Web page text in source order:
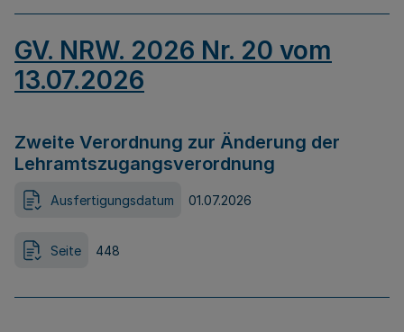
GV. NRW. 2026 Nr. 20 vom
13.07.2026
Zweite Verordnung zur Änderung der
Lehramtszugangsverordnung
Ausfertigungsdatum 01.07.2026
Seite 448